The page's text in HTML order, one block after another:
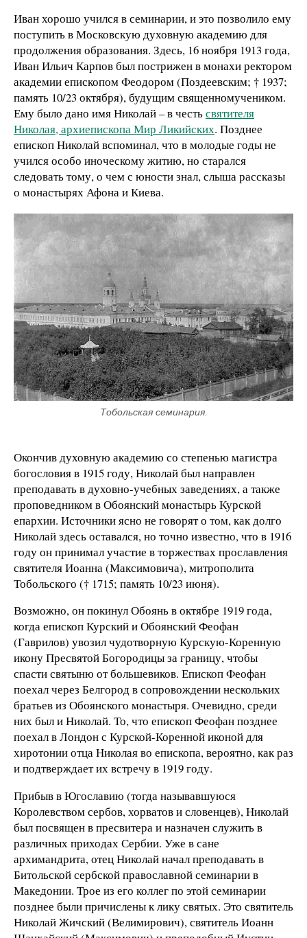
Иван хорошо учился в семинарии, и это позволило ему
поступить в Московскую духовную академию для
продолжения образования. Здесь, 16 ноября 1913 года,
Иван Ильич Карпов был пострижен в монахи ректором
академии епископом Феодором (Поздеевским; † 1937;
память 10/23 октября), будущим священномучеником.
Ему было дано имя Николай – в честьсвятителя
Николая, архиепископа Мир Ликийских. Позднее
епископ Николай вспоминал, что в молодые годы не
учился особо иноческому житию, но старался
следовать тому, о чем с юности знал, слыша рассказы
о монастырях Афона и Киева.
Тобольская семинария.
Окончив духовную академию со степенью магистра
богословия в 1915 году, Николай был направлен
преподавать в духовно-учебных заведениях, а также
проповедником в Обоянский монастырь Курской
епархии. Источники ясно не говорят о том, как долго
Николай здесь оставался, но точно известно, что в 1916
году он принимал участие в торжествах прославления
святителя Иоанна (Максимовича), митрополита
Тобольского († 1715; память 10/23 июня).
Возможно, он покинул Обоянь в октябре 1919 года,
когда епископ Курский и Обоянский Феофан
(Гаврилов) увозил чудотворную Курскую-Коренную
икону Пресвятой Богородицы за границу, чтобы
спасти святыню от большевиков. Епископ Феофан
поехал через Белгород в сопровождении нескольких
братьев из Обоянского монастыря. Очевидно, среди
них был и Николай. То, что епископ Феофан позднее
поехал в Лондон с Курской-Коренной иконой для
хиротонии отца Николая во епископа, вероятно, как раз
и подтверждает их встречу в 1919 году.
Прибыв в Югославию (тогда называвшуюся
Королевством сербов, хорватов и словенцев), Николай
был посвящен в пресвитера и назначен служить в
различных приходах Сербии. Уже в сане
архимандрита, отец Николай начал преподавать в
Битольской сербской православной семинарии в
Македонии. Трое из его коллег по этой семинарии
позднее были причислены к лику святых. Это святитель
Николай Жичский (Велимирович), святитель Иоанн